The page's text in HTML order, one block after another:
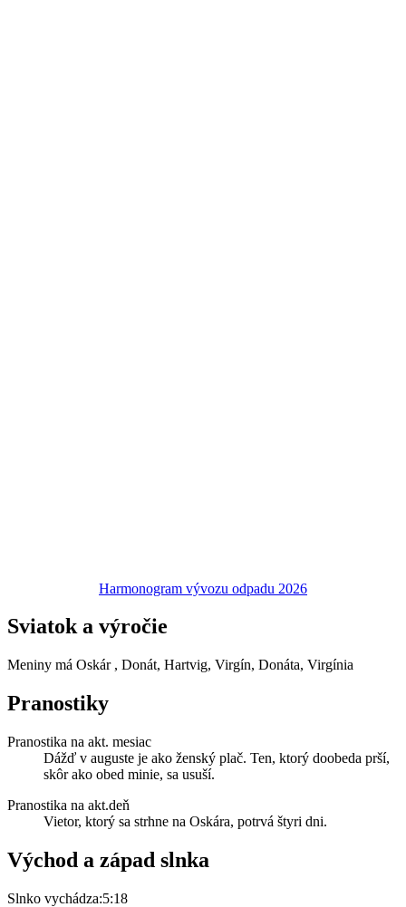
Harmonogram vývozu odpadu 2026
Sviatok a výročie
Meniny má Oskár , Donát, Hartvig, Virgín, Donáta, Virgínia
Pranostiky
Pranostika na akt. mesiac
Dážď v auguste je ako ženský plač. Ten, ktorý doobeda prší,
skôr ako obed minie, sa usuší.
Pranostika na akt.deň
Vietor, ktorý sa strhne na Oskára, potrvá štyri dni.
Východ a západ slnka
Slnko vychádza:5:18